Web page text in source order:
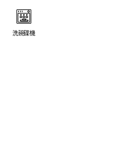
*不可直接用於熱源上
洗碗碟機